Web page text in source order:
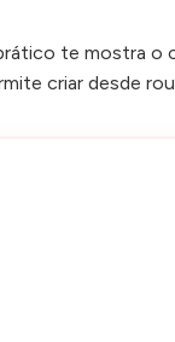
te mostra o
criar desde